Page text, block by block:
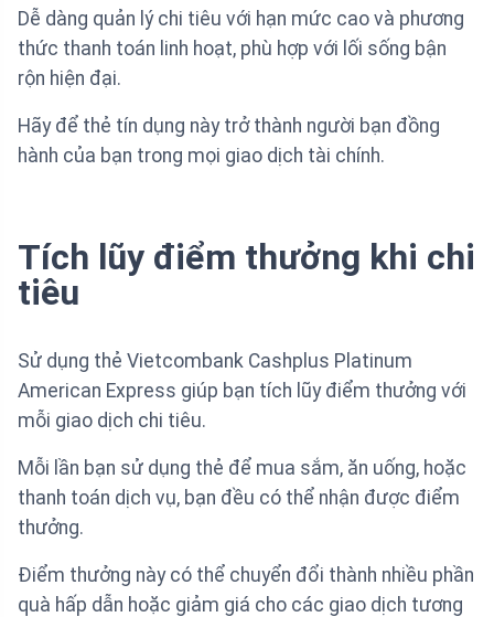
Dễ dàng quản lý chi tiêu với hạn mức cao và phương
thức thanh toán linh hoạt, phù hợp với lối sống bận
rộn hiện đại.
Hãy để thẻ tín dụng này trở thành người bạn đồng
hành của bạn trong mọi giao dịch tài chính.
Tích lũy điểm thưởng khi chi
tiêu
Sử dụng thẻ Vietcombank Cashplus Platinum
American Express giúp bạn tích lũy điểm thưởng với
mỗi giao dịch chi tiêu.
Mỗi lần bạn sử dụng thẻ để mua sắm, ăn uống, hoặc
thanh toán dịch vụ, bạn đều có thể nhận được điểm
thưởng.
Điểm thưởng này có thể chuyển đổi thành nhiều phần
quà hấp dẫn hoặc giảm giá cho các giao dịch tương